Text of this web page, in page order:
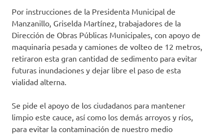
Por instrucciones de la Presidenta Municipal de
Manzanillo, Griselda Martínez, trabajadores de la
Dirección de Obras Públicas Municipales, con apoyo de
maquinaria pesada y camiones de volteo de 12 metros,
retiraron esta gran cantidad de sedimento para evitar
futuras inundaciones y dejar libre el paso de esta
vialidad alterna.
Se pide el apoyo de los ciudadanos para mantener
limpio este cauce, así como los demás arroyos y ríos,
para evitar la contaminación de nuestro medio